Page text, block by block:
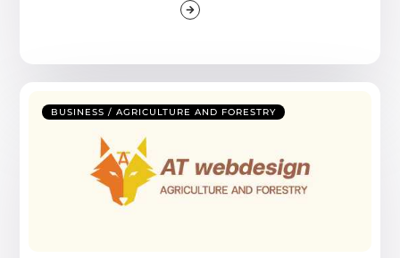
BUSINESS / AGRICULTURE AND FORESTRY